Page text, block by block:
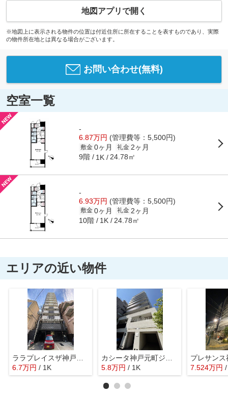
地図アプリで開く
※地図上に表示される物件の位置は付近住所に所在することを表すものであり、実際
の物件所在地とは異なる場合がございます。
お問い合わせ(無料)
空室一覧
-
6.87万円 (管理費等：5,500円)
敷金 0ヶ月 礼金 2ヶ月
9階 1K 24.78㎡
-
6.93万円 (管理費等：5,500円)
敷金 0ヶ月 礼金 2ヶ月
10階 1K 24.78㎡
エリアの近い物件
6.7万円 / 1K
5.8万円 / 1K 7.524万円